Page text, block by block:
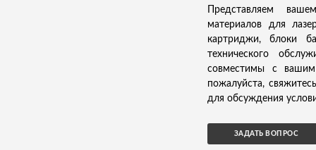
Представляем
материалов для
картриджи, блоки
технического
совместимы с
пожалуйста,
для обсуждения
ЗАДАТЬ ВОПРОС